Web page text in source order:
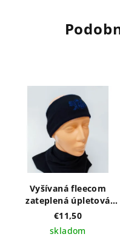
Vyšívaná fleecom
zateplená úpletová
ČELENKA vzor Kristián
tmavomodrá výber farieb
€11,50
skladom